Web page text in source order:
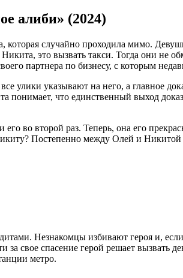
алиби» (2024)
случайно проходила мимо.
это вызвать такси. Тогда они не
партнера по бизнесу, с которым
улики указывают на него, а главное
понимает, что единственный выход
во второй раз. Теперь, она его
Постепенно между Олей и
Незнакомцы избивают героя и,
свое спасение герой решает вызвать
метро.